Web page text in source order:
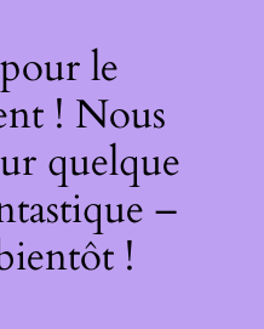
le
! Nous
quelque
–
!